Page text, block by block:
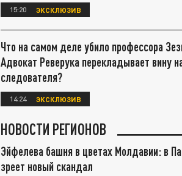
15:20 ЭКСКЛЮЗИВ
Что на самом деле убило профессора
Адвокат Реверука перекладывает вину
следователя?
14:24 ЭКСКЛЮЗИВ
НОВОСТИ РЕГИОНОВ
Эйфелева башня в цветах Молдавии: в
зреет новый скандал